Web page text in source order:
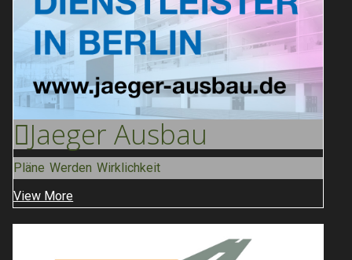
Jaeger Ausbau
Pläne Werden Wirklichkeit
View More